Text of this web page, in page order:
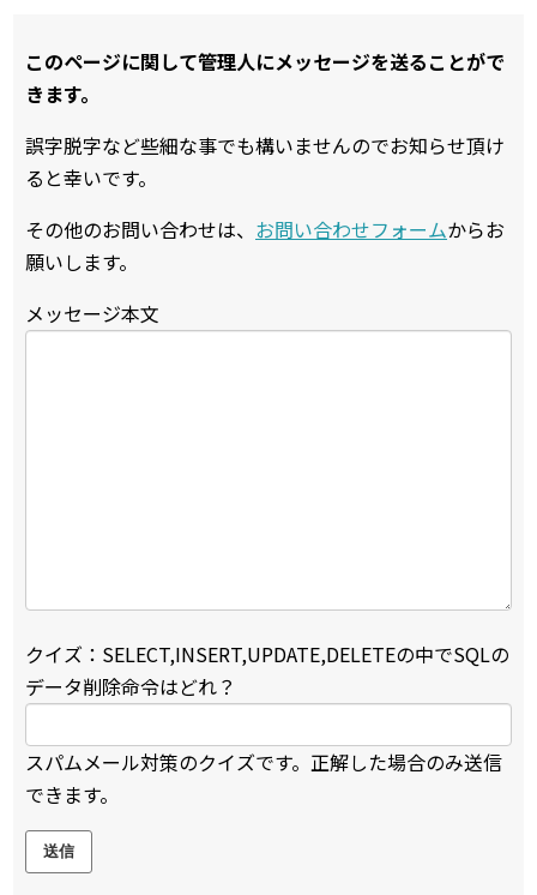
このページに関して管理人にメッセージを送ることがで
きます。
誤字脱字など些細な事でも構いませんのでお知らせ頂け
ると幸いです。
その他のお問い合わせは、 お問い合わせフォームからお
願いします。
メッセージ本文
クイズ：SELECT,INSERT,UPDATE,DELETEの中でSQLの
データ削除命令はどれ？
スパムメール対策のクイズです。正解した場合のみ送信
できます。